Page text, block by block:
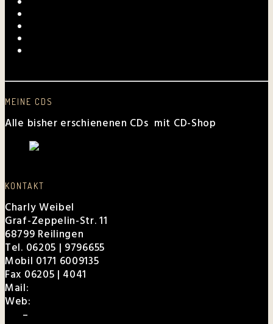
MEINE CDS
Alle bisher erschienenen CDs mit CD-Shop
KONTAKT
Charly Weibel
Graf-Zeppelin-Str. 11
68799 Reilingen
Tel. 06205 | 9796655
Mobil 0171 6009135
Fax 06205 | 4041
Mail:
Web:
–